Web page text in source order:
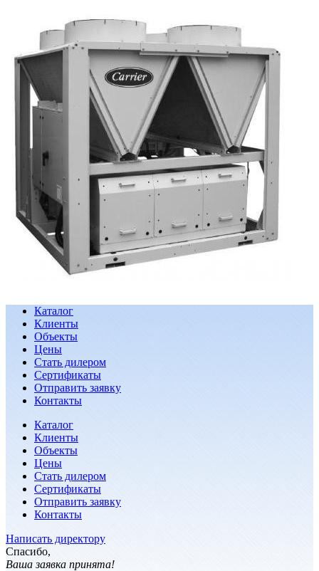
Каталог
Клиенты
Объекты
Цены
Стать дилером
Сертификаты
Отправить заявку
Контакты
Каталог
Клиенты
Объекты
Цены
Стать дилером
Сертификаты
Отправить заявку
Контакты
Написать директору
Спасибо,
Ваша заявка принята!